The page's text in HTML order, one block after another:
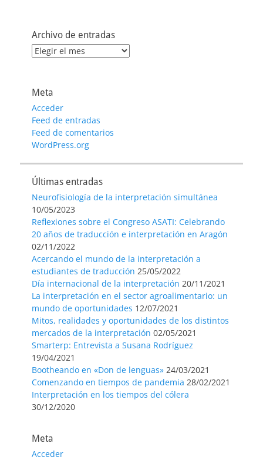
Archivo de entradas
Archivo
Meta
Acceder
Feed de entradas
Feed de comentarios
WordPress.org
Últimas entradas
Neurofisiología de la interpretación simultánea
10/05/2023
Reflexiones sobre el Congreso ASATI: Celebrando
20 años de traducción e interpretación en Aragón
02/11/2022
Acercando el mundo de la interpretación a
estudiantes de traducción 25/05/2022
Día internacional de la interpretación 20/11/2021
La interpretación en el sector agroalimentario: un
mundo de oportunidades 12/07/2021
Mitos, realidades y oportunidades de los distintos
mercados de la interpretación 02/05/2021
Smarterp: Entrevista a Susana Rodríguez
19/04/2021
Bootheando en «Don de lenguas» 24/03/2021
Comenzando en tiempos de pandemia 28/02/2021
Interpretación en los tiempos del cólera
30/12/2020
Meta
Acceder